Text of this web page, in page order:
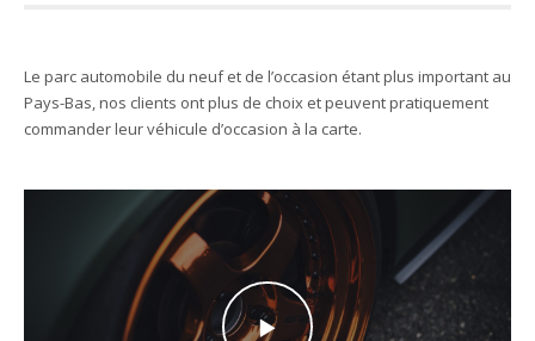
Le parc automobile du neuf et de l’occasion étant plus important au
Pays-Bas, nos clients ont plus de choix et peuvent pratiquement
commander leur véhicule d’occasion à la carte.